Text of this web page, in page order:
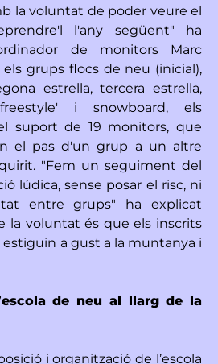
la voluntat de poder veure el
l'any següent" ha
de monitors Marc
grups flocs de neu (inicial),
estrella, tercera estrella,
i snowboard, els
suport de 19 monitors, que
el pas d'un grup a un altre
"Fem un seguiment del
lúdica, sense posar el risc, ni
entre grups" ha explicat
la voluntat és que els inscrits
estiguin a gust a la muntanya i
de neu al llarg de la
i organització de l’escola